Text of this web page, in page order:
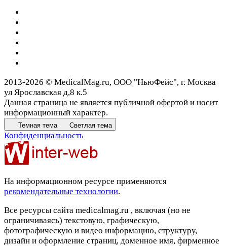
2013-2026 © MedicalMag.ru, ООО "НьюФейс", г. Москва
ул Ярославская д,8 к.5
Данная страница не является публичной офертой и носит
информационный характер.
Темная тема Светлая тема
Конфиденциальность
На информационном ресурсе применяются
рекомендательные технологии.
Все ресурсы сайта medicalmag.ru , включая (но не
ограничиваясь) текстовую, графическую,
фотографическую и видео информацию, структуру,
дизайн и оформление страниц, доменное имя, фирменное